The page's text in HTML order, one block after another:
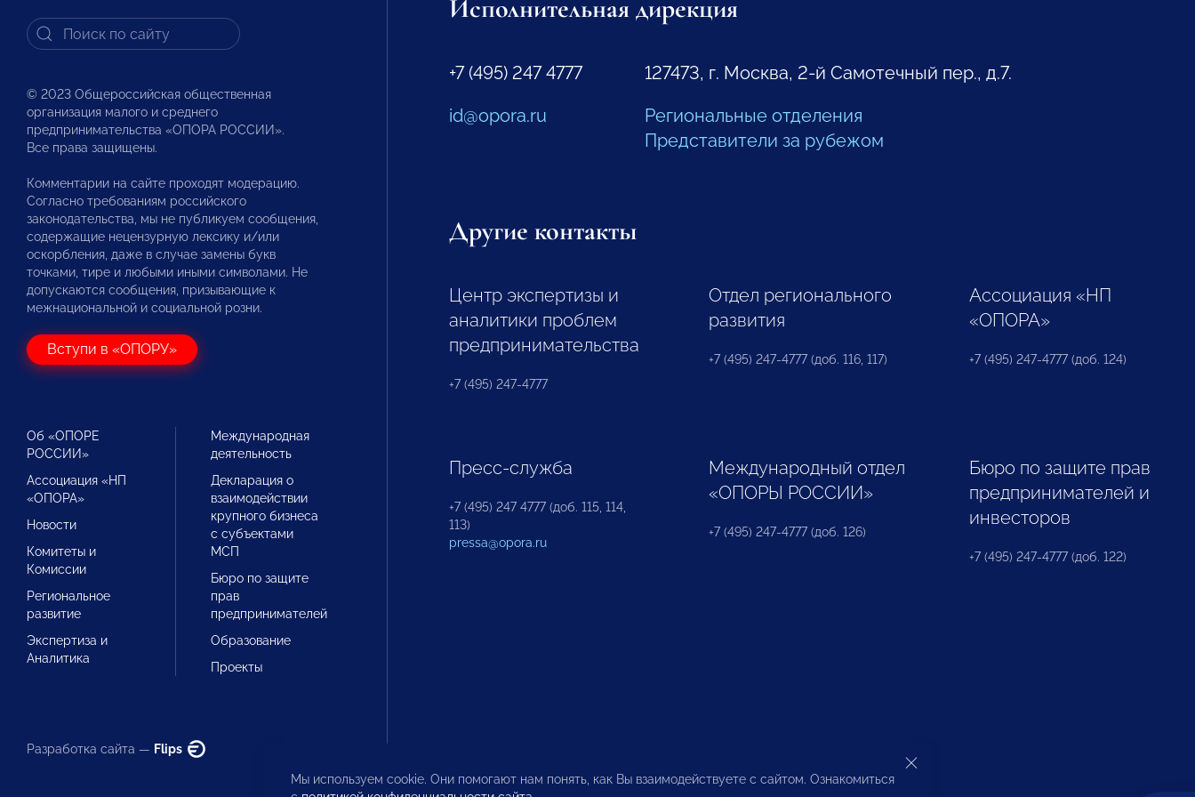
© 2023 Общероссийская общественная
организация малого и среднего
предпринимательства «ОПОРА РОССИИ».
Все права защищены.
Комментарии на сайте проходят модерацию.
Согласно требованиям российского
законодательства, мы не публикуем сообщения,
содержащие нецензурную лексику и/или
оскорбления, даже в случае замены букв
точками, тире и любыми иными символами. Не
допускаются сообщения, призывающие к
межнациональной и социальной розни.
Вступи в «ОПОРУ»
Об «ОПОРЕ
РОССИИ»
Ассоциация «НП
«ОПОРА»
Новости
Комитеты и
Комиссии
Региональное
развитие
Экспертиза и
Аналитика
Международная
деятельность
Декларация о
взаимодействии
крупного бизнеса
с субъектами
МСП
Бюро по защите
прав
предпринимателей
Образование
Проекты
Разработка сайта — Flips
Исполнительная дирекция
+7 (495) 247 4777
id@opora.ru
127473, г. Москва, 2-й Самотечный пер., д.7.
Региональные отделения
Представители за рубежом
Другие контакты
Центр экспертизы и
аналитики проблем
предпринимательства
+7 (495) 247-4777
Отдел регионального
развития
+7 (495) 247-4777 (доб. 116, 117)
Ассоциация «НП
«ОПОРА»
+7 (495) 247-4777 (доб. 124)
Пресс-служба
+7 (495) 247 4777 (доб. 115, 114,
113)
pressa@opora.ru
Международный отдел
«ОПОРЫ РОССИИ»
+7 (495) 247-4777 (доб. 126)
Бюро по защите прав
предпринимателей и
инвесторов
+7 (495) 247-4777 (доб. 122)
Мы используем cookie. Они помогают нам понять, как Вы взаимодействуете с сайтом. Ознакомиться